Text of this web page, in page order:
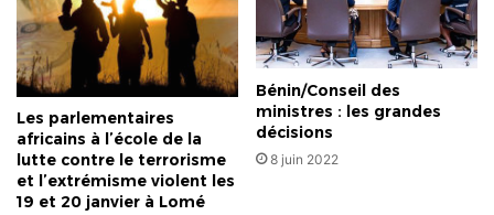
Les parlementaires
africains à l’école de la
lutte contre le terrorisme
et l’extrémisme violent les
19 et 20 janvier à Lomé
Bénin/Conseil des
ministres : les grandes
décisions
8 juin 2022